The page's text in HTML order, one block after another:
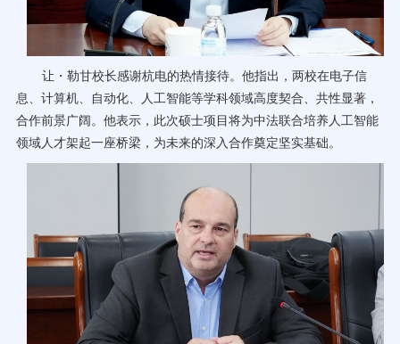
让・勒甘校长感谢杭电的热情接待。他指出，两校在电子信
息、计算机、自动化、人工智能等学科领域高度契合、共性显著，
合作前景广阔。他表示，此次硕士项目将为中法联合培养人工智能
领域人才架起一座桥梁，为未来的深入合作奠定坚实基础。